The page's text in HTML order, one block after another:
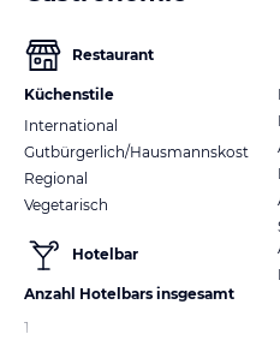
Restaurant
Küchenstile
International
Gutbürgerlich/Hausmannskost
Regional
Vegetarisch
Hotelbar
Anzahl Hotelbars insgesamt
1